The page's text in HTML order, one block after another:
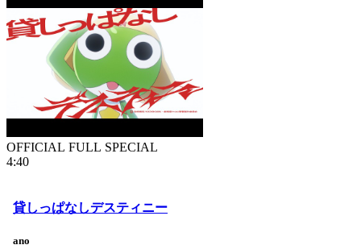
OFFICIAL FULL SPECIAL
4:40
貸しっぱなしデスティニー
ano